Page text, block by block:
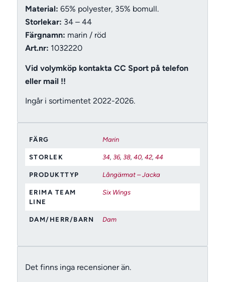
Material: 65% polyester, 35% bomull.
Storlekar: 34 – 44
Färgnamn: marin / röd
Art.nr: 1032220
Vid volymköp kontakta CC Sport på telefon
eller mail !!
Ingår i sortimentet 2022-2026.
FÄRG Marin
STORLEK 34, 36, 38, 40, 42, 44
PRODUKTTYP Långärmat – Jacka
ERIMA TEAM
LINE
Six Wings
DAM/HERR/BARN Dam
Det finns inga recensioner än.